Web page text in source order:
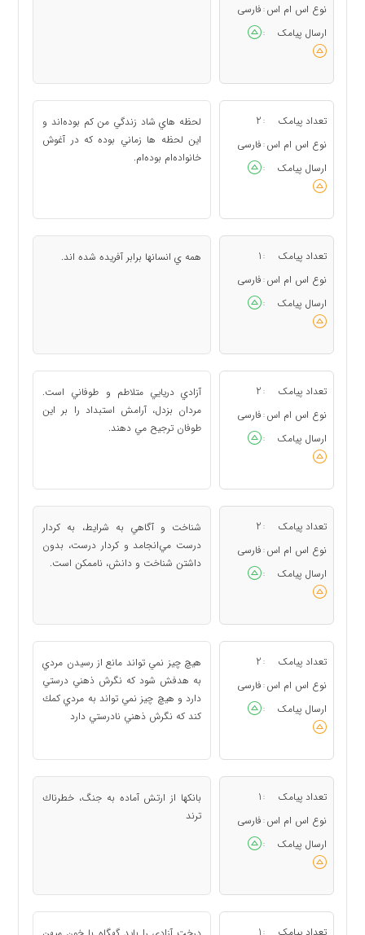
نوع اس ام اس : فارسی
ارسال پیامک
:
تعداد پیامک :
2
نوع اس ام اس : فارسی
ارسال پیامک
:
لحظه هاي شاد زندگي من كم بوده‌اند و
اين لحظه ها زماني بوده كه در آغوش
خانواده‌ام بوده‌‌ام.
تعداد پیامک :
1
نوع اس ام اس : فارسی
ارسال پیامک
:
همه ي انسانها برابر آفريده شده اند.
تعداد پیامک :
2
نوع اس ام اس : فارسی
ارسال پیامک
:
آزادي دريايي متلاطم و طوفاني است.
مردان بزدل، آرامش استبداد را بر اين
طوفان ترجيح مي دهند.
تعداد پیامک :
2
نوع اس ام اس : فارسی
ارسال پیامک
:
شناخت و آگاهي به شرايط، به كردار
درست مي‌انجامد و كردار درست، بدون
داشتن شناخت و دانش، ناممكن است.
تعداد پیامک :
2
نوع اس ام اس : فارسی
ارسال پیامک
:
هيچ چيز نمي تواند مانع از رسيدن مردي
به هدفش شود كه نگرش ذهني درستي
دارد و هيچ چيز نمي تواند به مردي كمك
كند كه نگرش ذهني نادرستي دارد
تعداد پیامک :
1
نوع اس ام اس : فارسی
ارسال پیامک
:
بانكها از ارتش آماده به جنگ، خطرناك
ترند
: